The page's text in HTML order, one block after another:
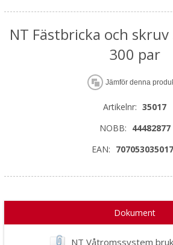
NT Fästbricka och
300 par
Jämför denna
Artikelnr: 35017
NOBB: 44482877
EAN:
Dokument
NT Våtromssystem